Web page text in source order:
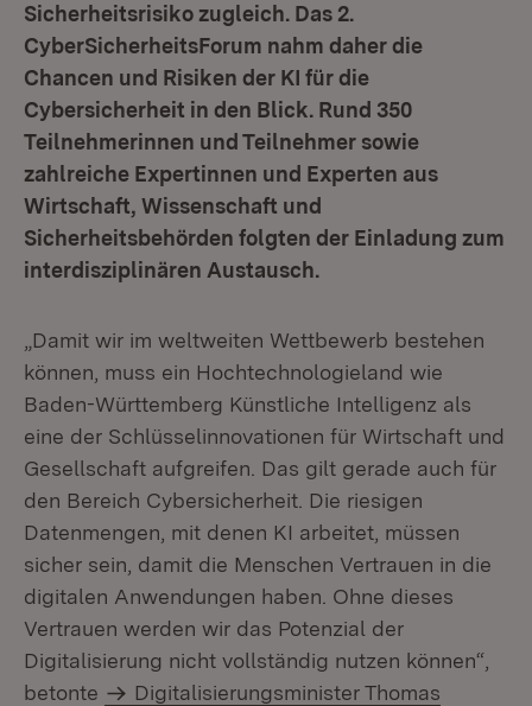
Sicherheitsrisiko zugleich. Das 2.
CyberSicherheitsForum nahm daher die
Chancen und Risiken der KI für die
Cybersicherheit in den Blick. Rund 350
Teilnehmerinnen und Teilnehmer sowie
zahlreiche Expertinnen und Experten aus
Wirtschaft, Wissenschaft und
Sicherheitsbehörden folgten der Einladung zum
interdisziplinären Austausch.
„Damit wir im weltweiten Wettbewerb bestehen
können, muss ein Hochtechnologieland wie
Baden-Württemberg Künstliche Intelligenz als
eine der Schlüsselinnovationen für Wirtschaft und
Gesellschaft aufgreifen. Das gilt gerade auch für
den Bereich Cybersicherheit. Die riesigen
Datenmengen, mit denen KI arbeitet, müssen
sicher sein, damit die Menschen Vertrauen in die
digitalen Anwendungen haben. Ohne dieses
Vertrauen werden wir das Potenzial der
Digitalisierung nicht vollständig nutzen können“,
betonte
Digitalisierungsminister Thomas